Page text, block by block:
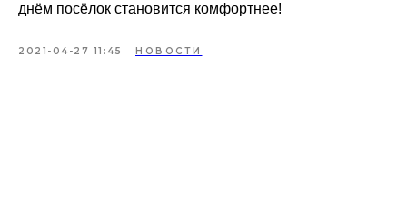
днём посёлок становится комфортнее!
2021-04-27 11:45 НОВОСТИ